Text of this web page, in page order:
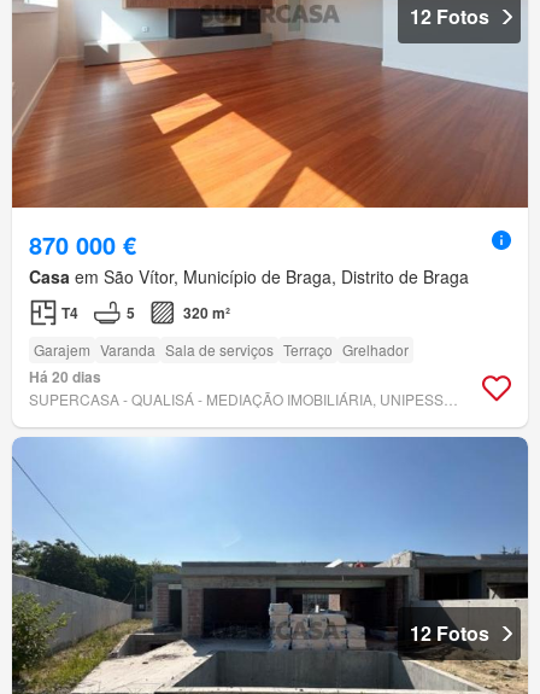
12 Fotos
870 000 €
Casa em São Vítor, Município de Braga, Distrito de Braga
T4 5 320 m²
Garajem Varanda Sala de serviços Terraço Grelhador
Há 20 dias
12 Fotos